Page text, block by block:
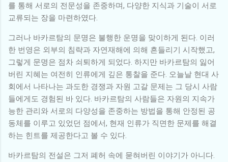
를 통해 서로의 전문성을 존중하며, 다양한 지식과 기술이 서로
교류되는 장을 마련하였다.
그러나 바카르탐의 문명은 불행한 운명을 맞이하게 된다. 이러
한 번영은 외부의 침략과 자연재해에 의해 흔들리기 시작했고,
그렇게 문명은 점차 쇠퇴하게 되었다. 하지만 바카르탐의 잃어
버린 지혜는 여전히 인류에게 깊은 통찰을 준다. 오늘날 현대 사
회에서 나타나는 과도한 경쟁과 자원 고갈 문제는 그 당시 사람
들에게도 경험된 바 있다. 바카르탐의 사람들은 자원의 지속가
능한 관리와 서로의 다양성을 존중하는 방법을 통해 안정된 공
동체를 이루고 있었던 점에서, 현재 인류가 직면한 문제를 해결
하는 힌트를 제공한다고 볼 수 있다.
바카르탐의 전설은 그저 폐허 속에 묻혀버린 이야기가 아니다.